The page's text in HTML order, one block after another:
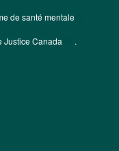
de santé mentale
Justice Canada .